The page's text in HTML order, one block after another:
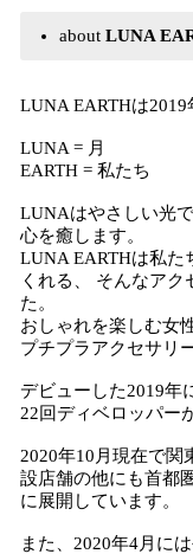
about LUNA
LUNA EARTHは2019
LUNA = 月
EARTH = 私たち
LUNAはやさしい光
心を癒します。
LUNA EARTHは私た
くれる、 そんなア
た。
おしゃれを楽しむ女
プチプラアクセサリ
デビューした2019年
22回ディベロッパー
2020年10月現在で関
設店舗の他にも首都
に展開しています。
また、2020年4月に